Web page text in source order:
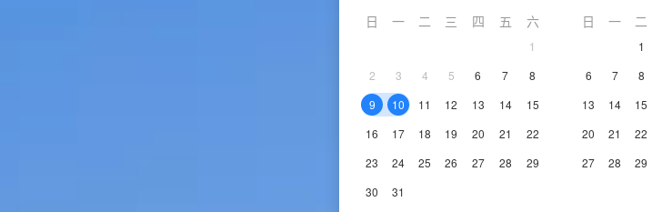
日 一 二 三 四 五 六
1
2
3 4 5 6 7
8
9
10 11 12 13 14
15
16
17 18 19 20 21
22
23
24 25 26 27 28
29
30
31
日 一 二
1
6
7 8
13
14 15
20
21 22
27
28 29